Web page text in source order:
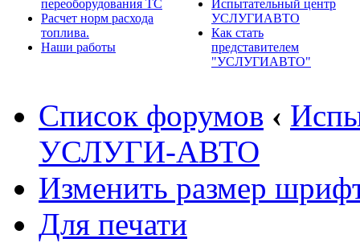
переоборудования ТС
Расчет норм расхода
топлива.
Наши работы
Испытательный центр
УСЛУГИАВТО
Как стать
представителем
"УСЛУГИАВТО"
Список форумов ‹
УСЛУГИ-АВТО
Изменить размер
Для печати